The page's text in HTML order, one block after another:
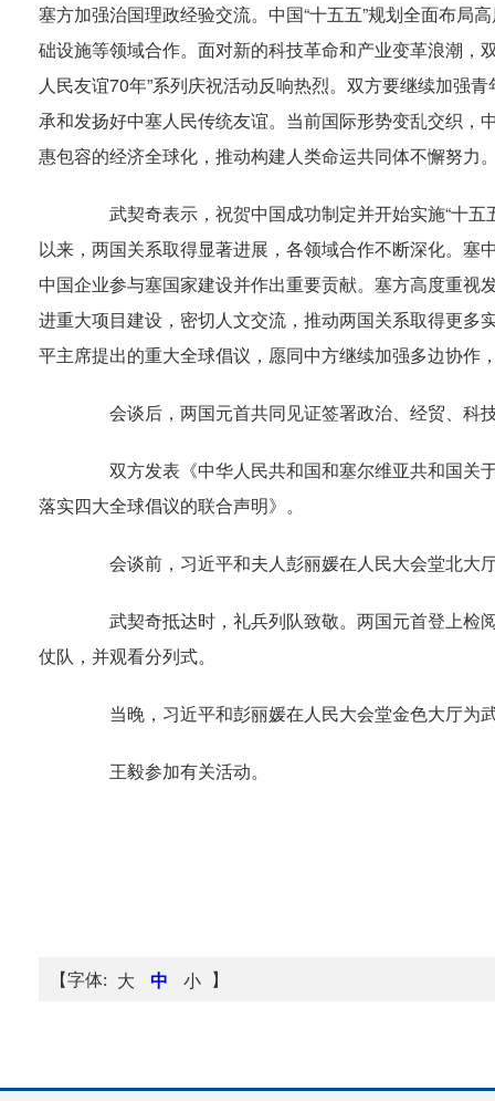
塞方加强治国理政经验交流。中国“十五五”规划全面布局
础设施等领域合作。面对新的科技革命和产业变革浪潮，
人民友谊70年”系列庆祝活动反响热烈。双方要继续加强
承和发扬好中塞人民传统友谊。当前国际形势变乱交织
惠包容的经济全球化，推动构建人类命运共同体不懈努力
武契奇表示，祝贺中国成功制定并开始实施“十五
以来，两国关系取得显著进展，各领域合作不断深化。
中国企业参与塞国家建设并作出重要贡献。塞方高度重视
进重大项目建设，密切人文交流，推动两国关系取得更
平主席提出的重大全球倡议，愿同中方继续加强多边协作
会谈后，两国元首共同见证签署政治、经贸、科
双方发表《中华人民共和国和塞尔维亚共和国关
落实四大全球倡议的联合声明》。
会谈前，习近平和夫人彭丽媛在人民大会堂北大
武契奇抵达时，礼兵列队致敬。两国元首登上检
仗队，并观看分列式。
当晚，习近平和彭丽媛在人民大会堂金色大厅为
王毅参加有关活动。
【字体: 大 中 小 】